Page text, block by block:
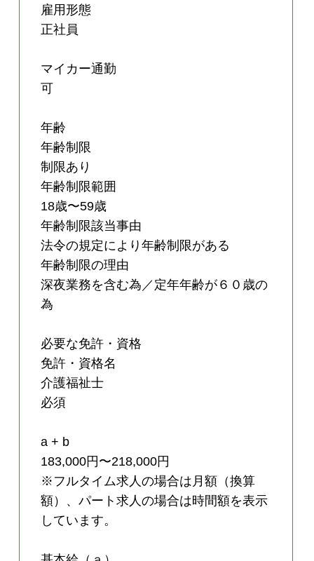
雇用形態
正社員
マイカー通勤
可
年齢
年齢制限
制限あり
年齢制限範囲
18歳〜59歳
年齢制限該当事由
法令の規定により年齢制限がある
年齢制限の理由
深夜業務を含む為／定年年齢が６０歳の
為
必要な免許・資格
免許・資格名
介護福祉士
必須
a + b
183,000円〜218,000円
※フルタイム求人の場合は月額（換算
額）、パート求人の場合は時間額を表示
しています。